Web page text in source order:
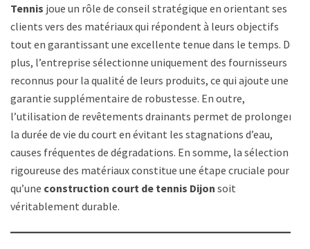
Tennis joue un rôle de conseil stratégique en orientant ses
clients vers des matériaux qui répondent à leurs objectifs
tout en garantissant une excellente tenue dans le temps. De
plus, l’entreprise sélectionne uniquement des fournisseurs
reconnus pour la qualité de leurs produits, ce qui ajoute une
garantie supplémentaire de robustesse. En outre,
l’utilisation de revêtements drainants permet de prolonger
la durée de vie du court en évitant les stagnations d’eau,
causes fréquentes de dégradations. En somme, la sélection
rigoureuse des matériaux constitue une étape cruciale pour
qu’une construction court de tennis Dijon soit
véritablement durable.